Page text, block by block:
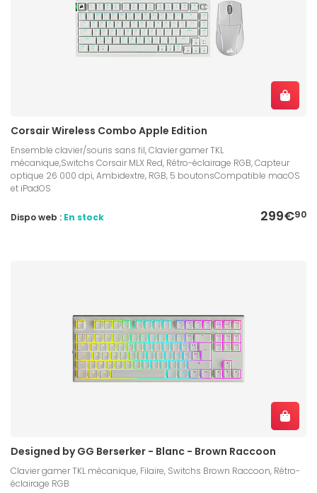
Corsair Wireless Combo Apple Edition
Ensemble clavier/souris sans fil, Clavier gamer TKL
mécanique,Switchs Corsair MLX Red, Rétro-éclairage RGB, Capteur
optique 26 000 dpi, Ambidextre, RGB, 5 boutonsCompatible macOS
et iPadOS
299€90
Dispo web : En stock
Designed by GG Berserker - Blanc - Brown Raccoon
Clavier gamer TKL mécanique, Filaire, Switchs Brown Raccoon, Rétro-
éclairage RGB